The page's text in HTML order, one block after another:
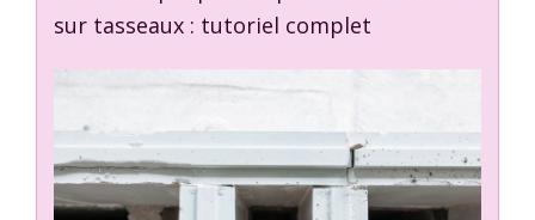
sur tasseaux : tutoriel complet